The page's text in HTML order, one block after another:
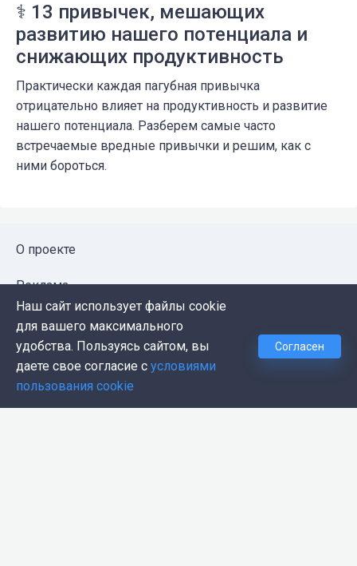
⚕️ 13 привычек, мешающих
развитию нашего потенциала и
снижающих продуктивность
Практически каждая пагубная привычка
отрицательно влияет на продуктивность и развитие
нашего потенциала. Разберем самые часто
встречаемые вредные привычки и решим, как с
ними бороться.
О проекте
Реклама
Публичная оферта
Политика конфиденциальности
Контакты
Наш сайт использует файлы cookie
для вашего максимального
удобства. Пользуясь сайтом, вы
даете свое согласие с условиями
пользования cookie
Согласен